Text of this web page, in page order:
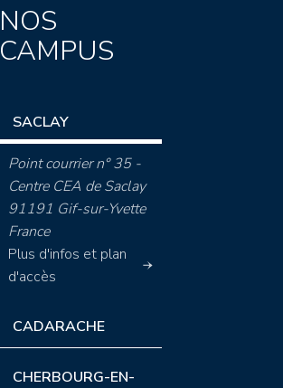
NOS
CAMPUS
SACLAY
Point courrier n° 35 -
Centre CEA de Saclay
91191 Gif-sur-Yvette
France
Plus d'infos et plan
d'accès
CADARACHE
CHERBOURG-EN-